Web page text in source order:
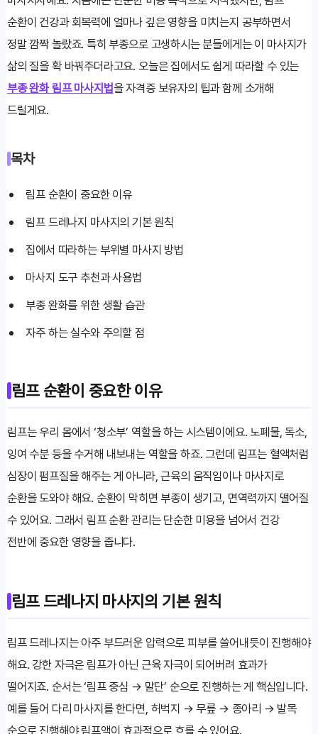
순환이 건강과 회복력에 얼마나 깊은 영향을 미치는지 공부하면서
정말 깜짝 놀랐죠. 특히 부종으로 고생하시는 분들에게는 이 마사지가
삶의 질을 확 바꿔주더라고요. 오늘은 집에서도 쉽게 따라할 수 있는
부종 완화 림프 마사지법을 자격증 보유자의 팁과 함께 소개해
드릴게요.
목차
림프 순환이 중요한 이유
림프 드레나지 마사지의 기본 원칙
집에서 따라하는 부위별 마사지 방법
마사지 도구 추천과 사용법
부종 완화를 위한 생활 습관
자주 하는 실수와 주의할 점
림프 순환이 중요한 이유
림프는 우리 몸에서 ‘청소부’ 역할을 하는 시스템이에요. 노폐물, 독소,
잉여 수분 등을 수거해 내보내는 역할을 하죠. 그런데 림프는 혈액처럼
심장이 펌프질을 해주는 게 아니라, 근육의 움직임이나 마사지로
순환을 도와야 해요. 순환이 막히면 부종이 생기고, 면역력까지 떨어질
수 있어요. 그래서 림프 순환 관리는 단순한 미용을 넘어서 건강
전반에 중요한 영향을 줍니다.
림프 드레나지 마사지의 기본 원칙
림프 드레나지는 아주 부드러운 압력으로 피부를 쓸어내듯이 진행해야
해요. 강한 자극은 림프가 아닌 근육 자극이 되어버려 효과가
떨어지죠. 순서는 ‘림프 중심 → 말단’ 순으로 진행하는 게 핵심입니다.
예를 들어 다리 마사지를 한다면, 허벅지 → 무릎 → 종아리 → 발목
순으로 진행해야 림프액이 효과적으로 흐를 수 있어요.